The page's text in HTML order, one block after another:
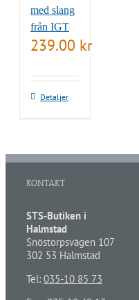
med slang
från IGT
239.00 kr
Detaljer
KONTAKT
STS-Butiken i
Halmstad
Snöstorpsvägen 107
302 53 Halmstad
Tel: 035-10 85 73